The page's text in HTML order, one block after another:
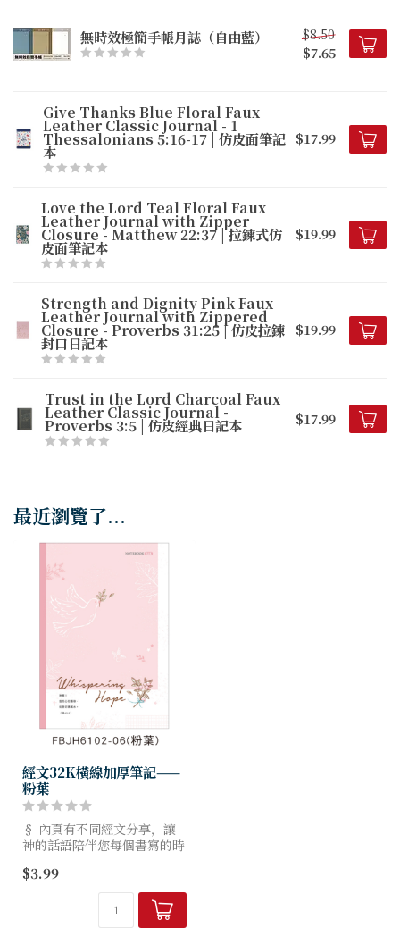
無時效極簡手帳月誌（自由藍）
$8.50
$7.65
Give Thanks Blue Floral Faux
Leather Classic Journal - 1
Thessalonians 5:16-17 | 仿皮面筆記
本
$17.99
Love the Lord Teal Floral Faux
Leather Journal with Zipper
Closure - Matthew 22:37 | 拉鍊式仿
皮面筆記本
$19.99
Strength and Dignity Pink Faux
Leather Journal with Zippered
Closure - Proverbs 31:25 | 仿皮拉鍊
封口日記本
$19.99
Trust in the Lord Charcoal Faux
Leather Classic Journal -
Proverbs 3:5 | 仿皮經典日記本 $17.99
最近瀏覽了...
經文32K橫線加厚筆記——
粉葉
§ 內頁有不同經文分享，讓
神的話語陪伴您每個書寫的時
§ 70g日本上質紙，較同磅數
紙張更為厚實。
§ 紙質滑順，適用多樣筆
款，墨水不易暈染，顯色效果
$3.99